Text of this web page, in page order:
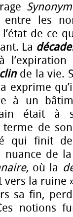
les
de ce
La
de la vie.
exprime
à un
était à
de
qui finit
nuance de
où la
vers la ruine
sa fin,
notions